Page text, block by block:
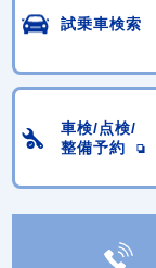
試乗車検索
車検/点検/
整備予約